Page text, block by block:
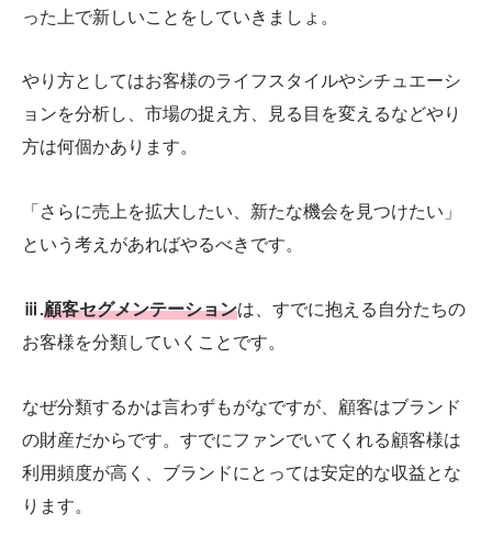
った上で新しいことをしていきましょ。
やり方としてはお客様のライフスタイルやシチュエーシ
ョンを分析し、市場の捉え方、見る目を変えるなどやり
方は何個かあります。
「さらに売上を拡大したい、新たな機会を見つけたい」
という考えがあればやるべきです。
ⅲ .顧客セグメンテーションは、すでに抱える自分たちの
お客様を分類していくことです。
なぜ分類するかは言わずもがなですが、顧客はブランド
の財産だからです。すでにファンでいてくれる顧客様は
利用頻度が高く、ブランドにとっては安定的な収益とな
ります。